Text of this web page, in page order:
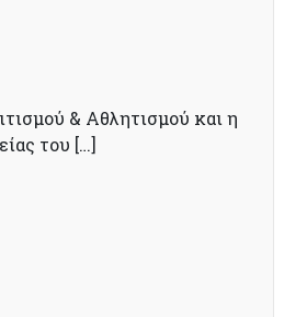
& Αθλητισμού και η
του […]